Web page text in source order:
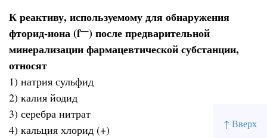
↑ Вверх
К реактиву, используемому для обнаружения
фторид-иона (f—) после предварительной
минерализации фармацевтической субстанции,
относят
1) натрия сульфид
2) калия йодид
3) серебра нитрат
4) кальция хлорид (+)